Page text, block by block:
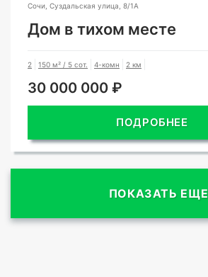
Сочи, Суздальская улица, 8/1А
Дом в тихом месте
2 150 м² / 5 сот. 4-комн 2 км
30 000 000 ₽
ПОДРОБНЕЕ
ПОКАЗАТЬ ЕЩЕ